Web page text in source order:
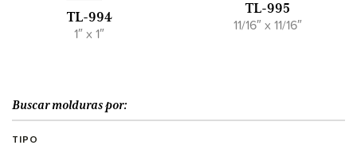
TL-994
1″ x 1″
TL-995
11/16″ x 11/16″
Buscar molduras por:
TIPO